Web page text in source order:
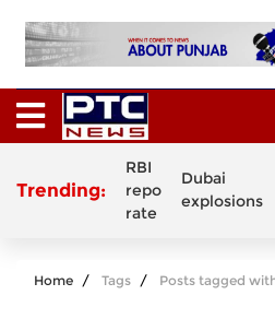
Trending:
RBI
repo
rate
Dubai
explosions
Home Tags Posts tagged